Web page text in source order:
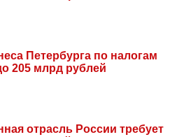
Петербурга по налогам
205 млрд рублей
отрасль России требует